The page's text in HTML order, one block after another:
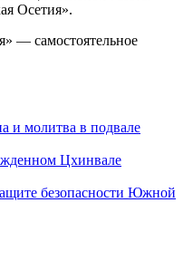
Осетия».
— самостоятельное
и молитва в подвале
Цхинвале
безопасности Южной